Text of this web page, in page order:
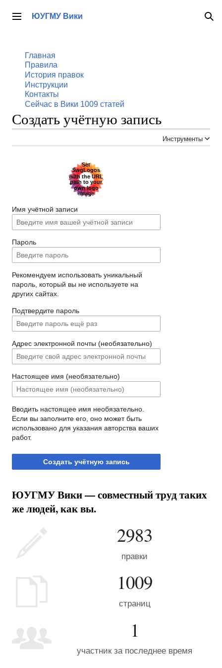
содержанию
Главное меню
ЮУГМУ Вики
Главная
Правила
История правок
Инструкции
Контакты
Сейчас в Вики 1009статей
Создать учётную запись
Инструменты
Имя учётной записи
Пароль
Рекомендуем использовать уникальный
пароль, который вы не используете на
других сайтах.
Подтвердите пароль
Адрес электронной почты (необязательно)
Настоящее имя (необязательно)
Вводить настоящее имя необязательно.
Если вы заполните его, оно может быть
использовано для указания авторства ваших
работ.
Создать учётную запись
ЮУГМУ Вики — совместный труд таких
же людей, как вы.
2983
правки
1009
страниц
1
участник за последнее время